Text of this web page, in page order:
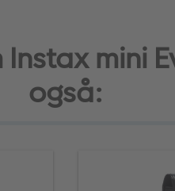
mini
også: